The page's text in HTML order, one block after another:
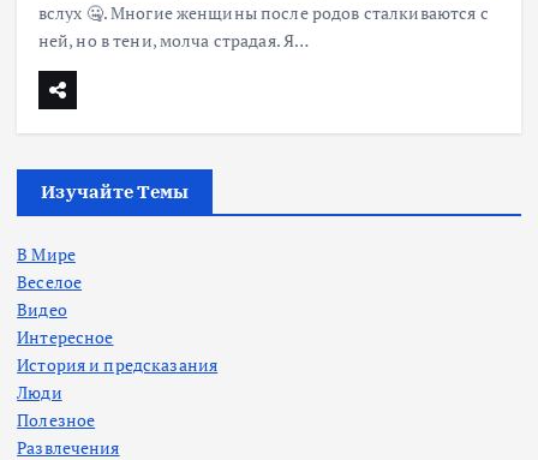
вслух 🤐. Многие женщины после родов сталкиваются с
ней, но в тени, молча страдая. Я…
Изучайте Темы
В Мире
Веселое
Видео
Интересное
История и предсказания
Люди
Полезное
Развлечения